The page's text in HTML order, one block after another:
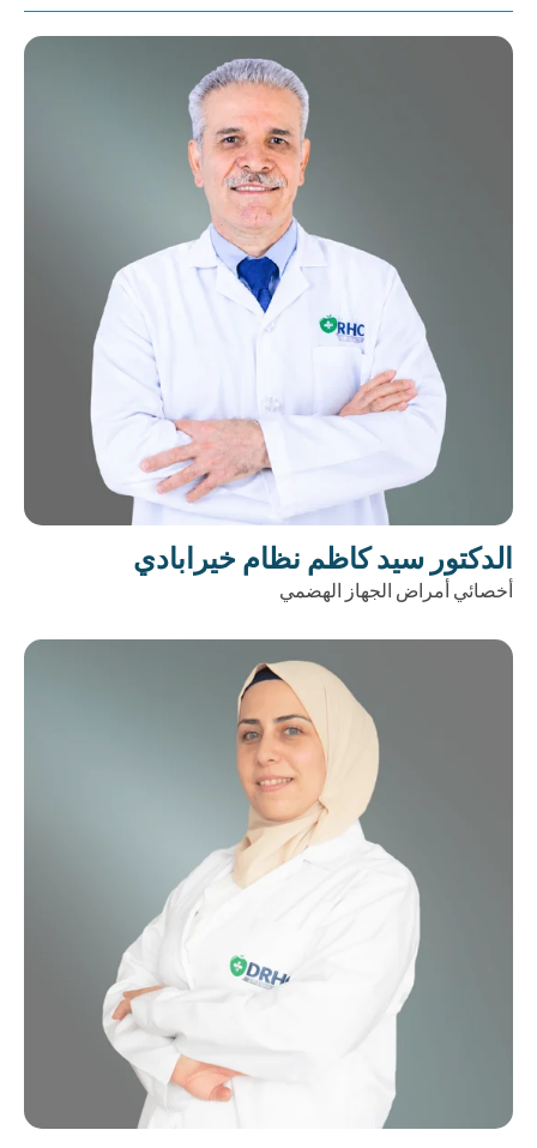
الدكتور سيد كاظم نظام خيرابادي
أخصائي أمراض الجهاز الهضمي